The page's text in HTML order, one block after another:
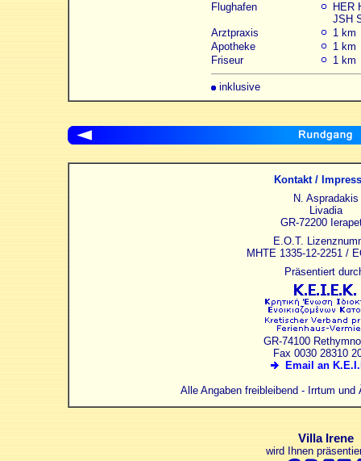
Flughafen
HER
JSH
Arztpraxis
1 km
Apotheke
1 km
Friseur
1 km
inklusive
Kontakt /
N. Aspradakis
Livadia
GR-72200
E.O.T.
MHTE 1335-12-2251 /
Präsentiert
GR-74100
Fax 0030 28310
Email an
Alle Angaben freibleibend - Irrtum und
Villa Irene
wird Ihnen